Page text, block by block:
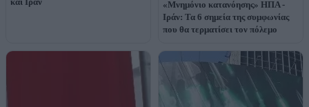
«Mνημόνιο κατανόησης» ΗΠΑ -
Ιράν: Τα 6 σημεία της συμφωνίας
που θα τερματίσει τον πόλεμο